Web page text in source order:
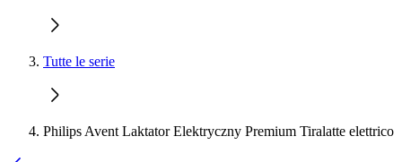
Tutte le serie
Philips Avent Laktator Elektryczny Premium Tiralatte elettrico